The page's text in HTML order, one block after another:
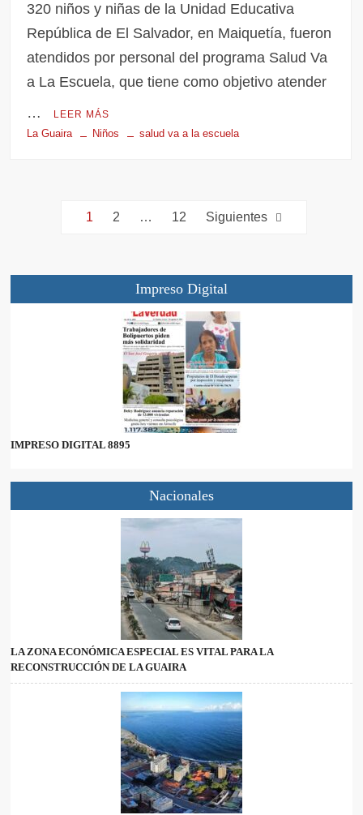
320 niños y niñas de la Unidad Educativa
República de El Salvador, en Maiquetía, fueron
atendidos por personal del programa Salud Va
a La Escuela, que tiene como objetivo atender
…
LEER MÁS
La Guaira Niños salud va a la escuela
1 2 … 12 Siguientes
Impreso Digital
IMPRESO DIGITAL 8895
Nacionales
LA ZONA ECONÓMICA ESPECIAL ES VITAL PARA LA
RECONSTRUCCIÓN DE LA GUAIRA